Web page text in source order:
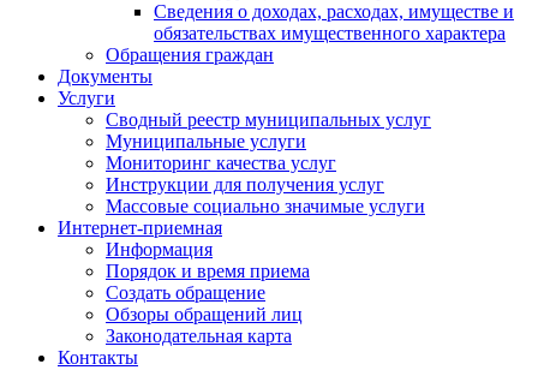
Сведения о доходах, расходах, имуществе и
обязательствах имущественного характера
Обращения граждан
Документы
Услуги
Сводный реестр муниципальных услуг
Муниципальные услуги
Мониторинг качества услуг
Инструкции для получения услуг
Массовые социально значимые услуги
Интернет-приемная
Информация
Порядок и время приема
Создать обращение
Обзоры обращений лиц
Законодательная карта
Контакты